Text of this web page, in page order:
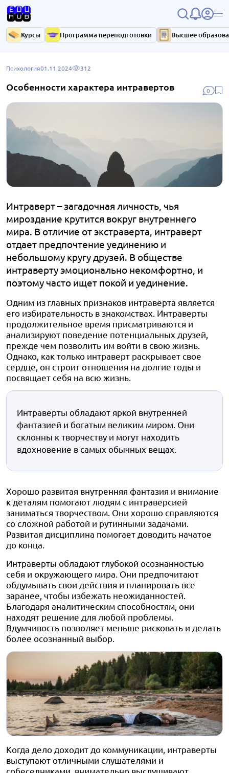
Курсы Программа переподготовки Высшее
0
Психология01.11.2024 312
Особенности характера интравертов
Интраверт – загадочная личность, чья
мироздание крутится вокруг внутреннего
мира. В отличие от экстраверта, интраверт
отдает предпочтение уединению и
небольшому кругу друзей. В обществе
интраверту эмоционально некомфортно, и
поэтому часто ищет покой и уединение.
Одним из главных признаков интраверта является
его избирательность в знакомствах. Интраверты
продолжительное время присматриваются и
анализируют поведение потенциальных друзей,
прежде чем позволить им войти в свою жизнь.
Однако, как только интраверт раскрывает свое
сердце, он строит отношения на долгие годы и
посвящает себя на всю жизнь.
Интраверты обладают яркой внутренней
фантазией и богатым великим миром. Они
склонны к творчеству и могут находить
вдохновение в самых обычных вещах.
Хорошо развитая внутренняя фантазия и внимание
к деталям помогают людям с интраверсией
заниматься творчеством. Они хорошо справляются
со сложной работой и рутинными задачами.
Развитая дисциплина помогает доводить начатое
до конца.
Интраверты обладают глубокой осознанностью
себя и окружающего мира. Они предпочитают
обдумывать свои действия и планировать все
заранее, чтобы избежать неожиданностей.
Благодаря аналитическим способностям, они
находят решение для любой проблемы.
Вдумчивость позволяет меньше рисковать и делать
более осознанный выбор.
Когда дело доходит до коммуникации, интраверты
выступают отличными слушателями и
собеседниками, внимательно выслушивают